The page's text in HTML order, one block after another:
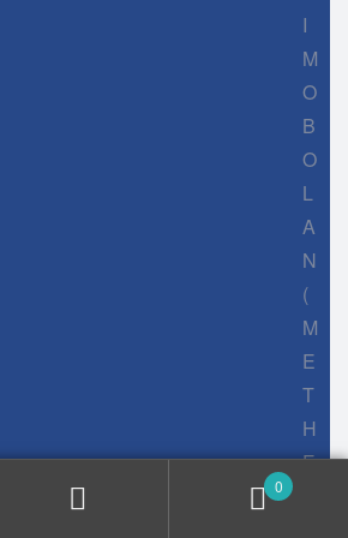
I
M
O
B
O
L
A
N
(
M
E
T
H
E
0